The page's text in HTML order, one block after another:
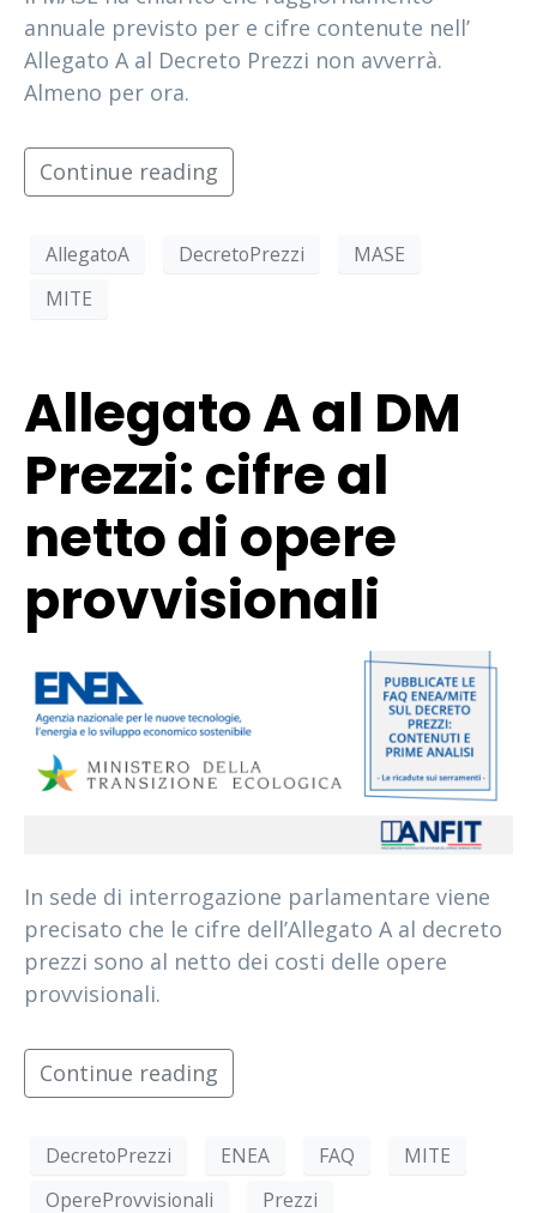
annuale previsto per e cifre contenute nell’
Allegato A al Decreto Prezzi non avverrà.
Almeno per ora.
Continue reading
AllegatoA DecretoPrezzi
MASE
MITE
Allegato A al DM
Prezzi: cifre al
netto di opere
provvisionali
In sede di interrogazione parlamentare viene
precisato che le cifre dell’Allegato A al decreto
prezzi sono al netto dei costi delle opere
provvisionali.
Continue reading
DecretoPrezzi ENEA FAQ
MITE
OpereProvvisionali
Prezzi